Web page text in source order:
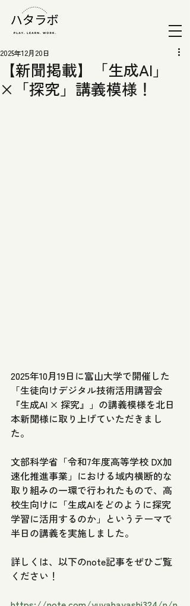
【新聞掲載】「生成AI」
×「探究」講義模様！
2025年12月20日
2025年10月19日に富山大学で開催した
「生徒向けデジタル技術活用講習会
『生成AI × 探究』」の講義模様を北日
本新聞様に取り上げていただきまし
た。
文部科学省「令和7年度高等学校 DX加
速化推進事業」における域内横断的な
取り組みの一環で行われたもので、高
校生向けに「生成AIをどのように探究
学習に活用するのか」というテーマで
半日の講義を実施しました。
詳しくは、以下のnote記事をぜひご覧
ください！